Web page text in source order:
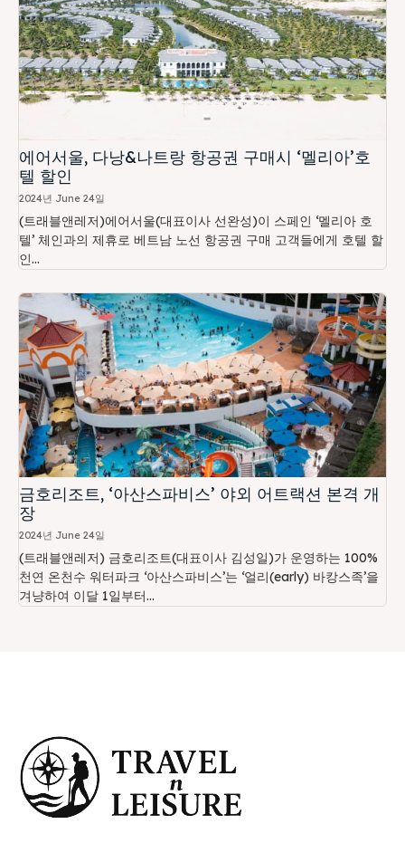
에어서울, 다낭&나트랑 항공권 구매시 ‘멜리아’호
텔 할인
2024년 June 24일
(트래블앤레저)에어서울(대표이사 선완성)이 스페인 ‘멜리아 호
텔’ 체인과의 제휴로 베트남 노선 항공권 구매 고객들에게 호텔 할
인...
금호리조트, ‘아산스파비스’ 야외 어트랙션 본격 개
장
2024년 June 24일
(트래블앤레저) 금호리조트(대표이사 김성일)가 운영하는 100%
천연 온천수 워터파크 ‘아산스파비스’는 ‘얼리(early) 바캉스족’을
겨냥하여 이달 1일부터...